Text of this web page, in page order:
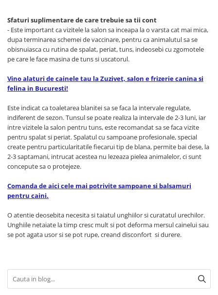
Sfaturi suplimentare de care trebuie sa tii cont
- Este important ca vizitele la salon sa inceapa la o varsta cat mai mica,
dupa terminarea schemei de vaccinare, pentru ca animalutul sa se
obisnuiasca cu rutina de spalat, periat, tuns, indeosebi cu zgomotele
pe care le face masina de tuns si uscatorul.
Vino alaturi de cainele tau la Zuzivet, salon e frizerie canina si
felina in Bucuresti!
Este indicat ca toaletarea blanitei sa se faca la intervale regulate,
indiferent de sezon. Tunsul se poate realiza la intervale de 2-3 luni, iar
intre vizitele la salon pentru tuns, este recomandat sa se faca vizite
pentru spalat si periat. Spalatul cu sampoane profesionale, special
create pentru particularitatile fiecarui tip de blana, permite bai dese, la
2-3 saptamani, intrucat acestea nu lezeaza pielea animalelor, ci sunt
concepute sa o protejeze.
Comanda de aici cele mai potrivite sampoane si balsamuri
pentru caini.
O atentie deosebita necesita si taiatul unghiilor si curatatul urechilor.
Unghiile netaiate la timp cresc mult si pot deforma mersul cainelui sau
se pot agata usor si se pot rupe, creand disconfort si durere.